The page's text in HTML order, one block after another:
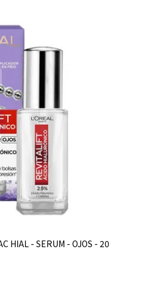
HIAL - SERUM - OJOS - 20